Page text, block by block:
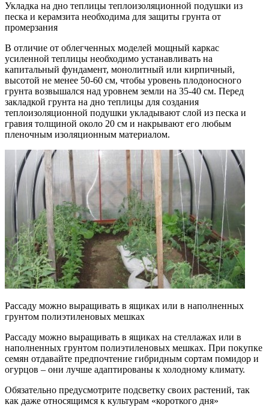
Укладка на дно теплицы теплоизоляционной подушки из
песка и керамзита необходима для защиты грунта от
промерзания
В отличие от облегченных моделей мощный каркас
усиленной теплицы необходимо устанавливать на
капитальный фундамент, монолитный или кирпичный,
высотой не менее 50-60 см, чтобы уровень плодоносного
грунта возвышался над уровнем земли на 35-40 см. Перед
закладкой грунта на дно теплицы для создания
теплоизоляционной подушки укладывают слой из песка и
гравия толщиной около 20 см и накрывают его любым
пленочным изоляционным материалом.
Рассаду можно выращивать в ящиках или в наполненных
грунтом полиэтиленовых мешках
Рассаду можно выращивать в ящиках на стеллажах или в
наполненных грунтом полиэтиленовых мешках. При покупке
семян отдавайте предпочтение гибридным сортам помидор и
огурцов – они лучше адаптированы к холодному климату.
Обязательно предусмотрите подсветку своих растений, так
как даже относящимся к культурам «короткого дня»